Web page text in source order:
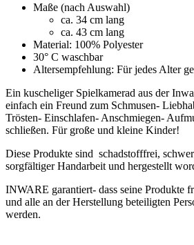
Maße (nach Auswahl)
ca. 34 cm lang
ca. 43 cm lang
Material: 100% Polyester
30° C waschbar
Altersempfehlung: Für jedes Alter
Ein kuscheliger Spielkamerad aus der
einfach ein Freund zum Schmusen-
Trösten- Einschlafen- Anschmiegen-
schließen. Für große und kleine Kinder!
Diese Produkte sind schadstofffrei,
sorgfältiger Handarbeit und hergestellt
INWARE garantiert- dass seine Produkte
und alle an der Herstellung beteiligten
werden.